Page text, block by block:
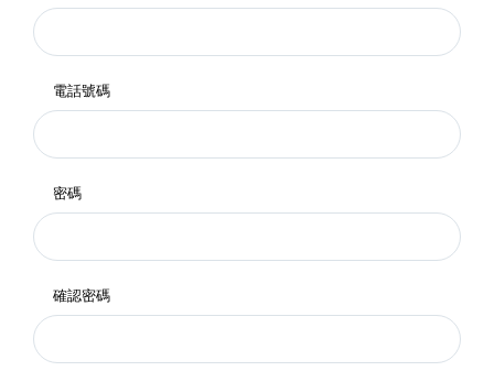
電話號碼
密碼
確認密碼